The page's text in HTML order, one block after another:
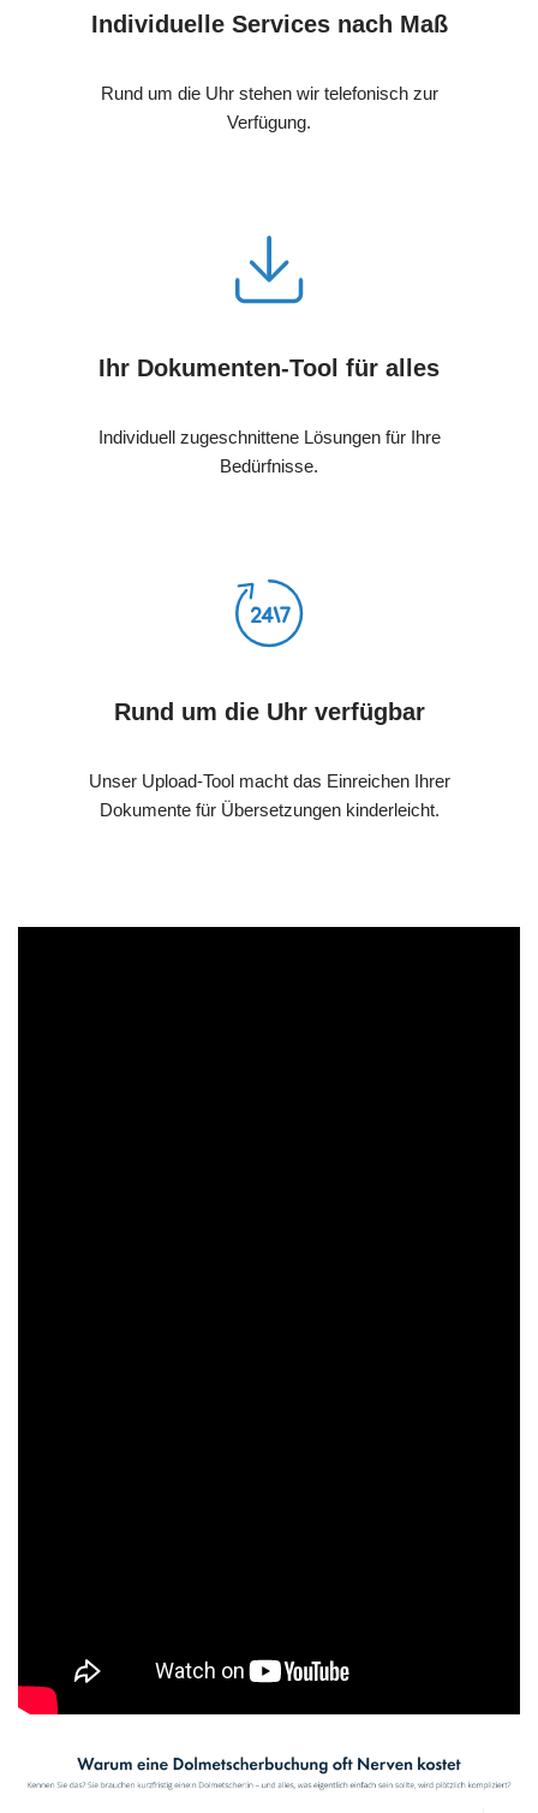
Individuelle Services nach Maß
Rund um die Uhr stehen wir telefonisch zur
Verfügung.
Ihr Dokumenten-Tool für alles
Individuell zugeschnittene Lösungen für Ihre
Bedürfnisse.
Rund um die Uhr verfügbar
Unser Upload-Tool macht das Einreichen Ihrer
Dokumente für Übersetzungen kinderleicht.